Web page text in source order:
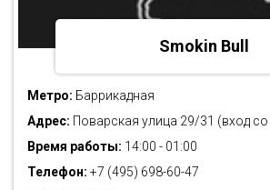
Smokin Bull
Метро: Баррикадная
Адрес: Поварская улица 29/31 (вход
Время работы: 14:00 - 01:00
Телефон: +7 (495) 698-60-47